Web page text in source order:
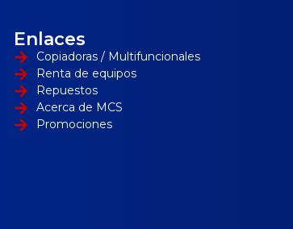
Enlaces
Copiadoras / Multifuncionales
Renta de equipos
Repuestos
Acerca de MCS
Promociones